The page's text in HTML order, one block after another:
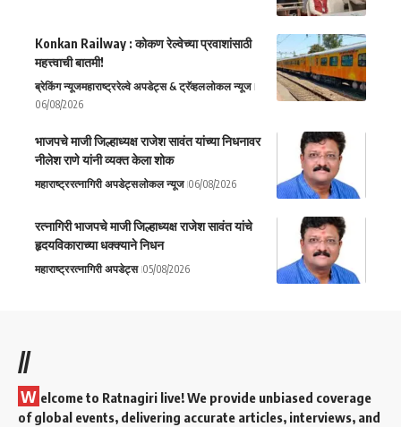
Konkan Railway : कोकण रेल्वेच्या प्रवाशांसाठी
महत्त्वाची बातमी!
ब्रेकिंग न्यूजमहाराष्ट्ररेल्वे अपडेट्स & ट्रॅव्हललोकल न्यूज
06/08/2026
भाजपचे माजी जिल्हाध्यक्ष राजेश सावंत यांच्या निधनावर
नीलेश राणे यांनी व्यक्त केला शोक
महाराष्ट्ररत्नागिरी अपडेट्सलोकल न्यूज 06/08/2026
रत्नागिरी भाजपचे माजी जिल्हाध्यक्ष राजेश सावंत यांचे
हृदयविकाराच्या धक्क्याने निधन
महाराष्ट्ररत्नागिरी अपडेट्स 05/08/2026
//
W elcome to Ratnagiri live! We provide unbiased coverage
of global events, delivering accurate articles, interviews, and